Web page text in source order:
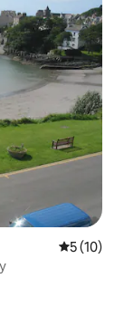
5 de uma
5 (10)